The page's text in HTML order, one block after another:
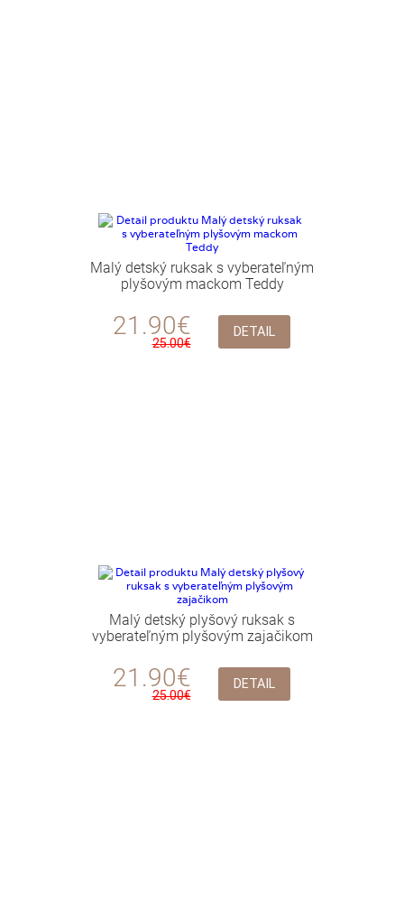
Malý detský ruksak s vyberateľným
plyšovým mackom Teddy
21.90€
25.00€
DETAIL
Malý detský plyšový ruksak s
vyberateľným plyšovým zajačikom
21.90€
25.00€
DETAIL